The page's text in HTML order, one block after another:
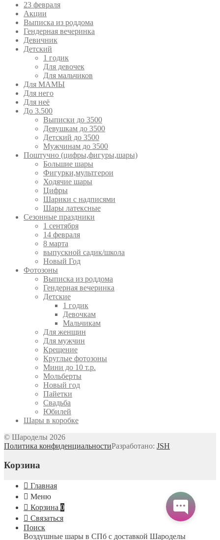
23 февраля
Акции
Выписка из роддома
Гендерная вечеринка
Девичник
Детский
1 годик
Для девочек
Для мальчиков
Для МАМЫ
Для него
Для неё
До 3.500
Выписки до 3500
Девушкам до 3500
Детский до 3500
Мужчинам до 3500
Поштучно (цифры,фигуры,шары)
Большие шары
Фигурки,мультгерои
Ходячие шары
Цифры
Шарики с надписями
Шары латексные
Сезонные праздники
1 сентября
14 февраля
8 марта
выпускной садик/школа
Новый Год
Фотозоны
Выписка из роддома
Гендерная вечеринка
Детские
1 годик
Девочкам
Мальчикам
Для женщин
Для мужчин
Крещение
Круглые фотозоны
Мини до 10 т.р.
Мольберты
Новый год
Пайетки
Свадьба
Юбилей
Шары в коробке
© Шароделы 2026
Политика конфиденциальностиРазработано: JSH
Корзина
Главная
Меню
Корзина 0
Связаться
Поиск
Воздушные шары в СПб с доставкой Шароделы